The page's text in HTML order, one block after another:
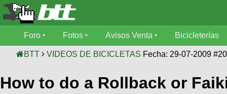
Foro
Foro
Mecánica
Fotos
SUBÍ
Avisos
Foro Fotos Avisos Venta Bicicleterías
BTT VIDEOS DE BICICLETAS Fecha: 29-07-2009
How to do a Rollback or